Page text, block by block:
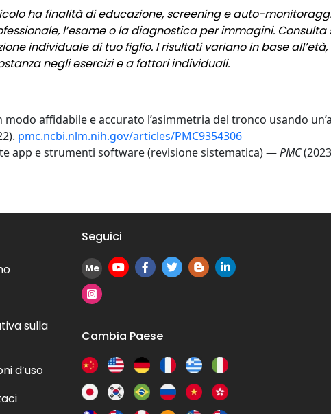
ha finalità di educazione, screening e auto-
l’esame o la diagnostica per immagini.
individuale di tuo figlio. I risultati variano in base
negli esercizi e a fattori individuali.
affidabile e accurato l’asimmetria del tronco usando
pmc.ncbi.nlm.nih.gov/articles/PMC9354306
app e strumenti software (revisione sistematica) —PMC
sulla
d’uso
Seguici
Me
Cambia Paese